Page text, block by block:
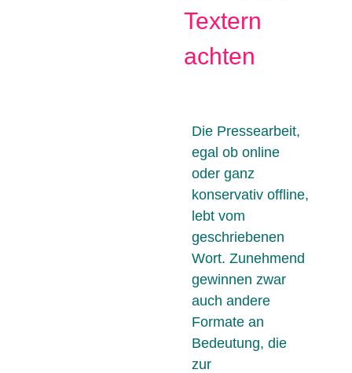
Textern
achten
Die Pressearbeit,
egal ob online
oder ganz
konservativ offline,
lebt vom
geschriebenen
Wort. Zunehmend
gewinnen zwar
auch andere
Formate an
Bedeutung, die
zur